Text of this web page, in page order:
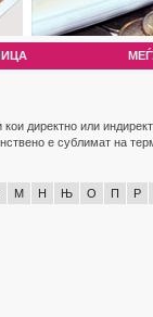
директно или
е сублимат на
М Н Њ О П Р